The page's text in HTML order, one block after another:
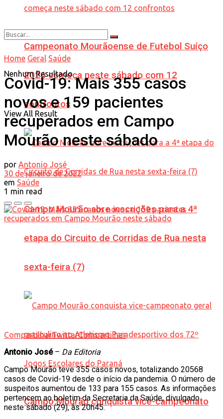
Campeonato Mourãoense de Futebol Suíço
2026 começa neste sábado com 12
confrontos
Campo Mourão abre inscrições para a 4ª
etapa do Circuito de Corridas de Rua nesta
sexta-feira (7)
Campo Mourão conquista vice-campeonato
Nenhum Resultado
View All Result
Home Geral Saúde
Covid-19: Mais 355 casos
novos e 159 pacientes
recuperados em Campo
Mourão neste sábado
por Antonio José
30 de janeiro de 2022
em Saúde
1 min read
CompartilharTwittarCompartilhar
Antonio José– Da Editoria
Campo Mourão teve 355 casos novos, totalizando 20568
casos de Covid-19 desde o início da pandemia. O número de
suspeitos aumentou de 133 para 155 casos. As informações
pertencem ao boletim da Secretaria da Saúde, divulgado
neste sábado (29), às 20h45.